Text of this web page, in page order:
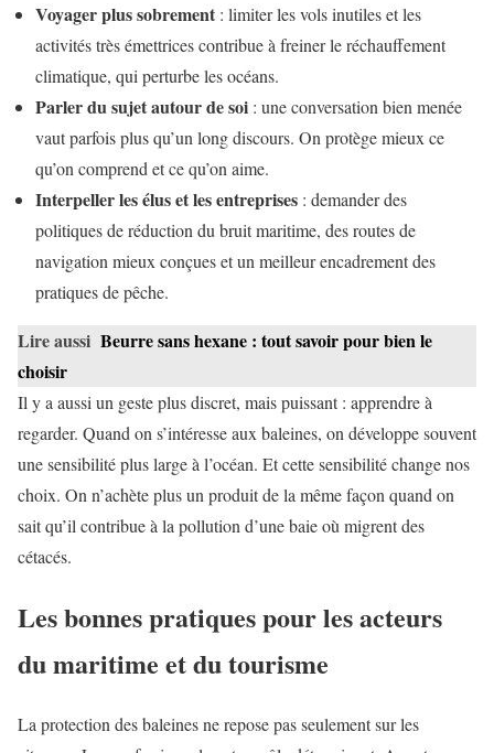
Voyager plus sobrement : limiter les vols inutiles et les
activités très émettrices contribue à freiner le réchauffement
climatique, qui perturbe les océans.
Parler du sujet autour de soi : une conversation bien menée
vaut parfois plus qu’un long discours. On protège mieux ce
qu’on comprend et ce qu’on aime.
Interpeller les élus et les entreprises : demander des
politiques de réduction du bruit maritime, des routes de
navigation mieux conçues et un meilleur encadrement des
pratiques de pêche.
Lire aussi Beurre sans hexane : tout savoir pour bien le
choisir
Il y a aussi un geste plus discret, mais puissant : apprendre à
regarder. Quand on s’intéresse aux baleines, on développe souvent
une sensibilité plus large à l’océan. Et cette sensibilité change nos
choix. On n’achète plus un produit de la même façon quand on
sait qu’il contribue à la pollution d’une baie où migrent des
cétacés.
Les bonnes pratiques pour les acteurs
du maritime et du tourisme
La protection des baleines ne repose pas seulement sur les